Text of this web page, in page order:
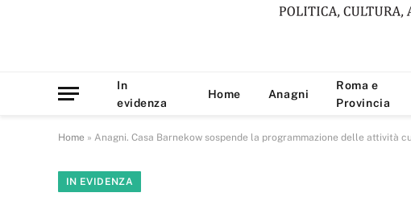
In
evidenza
Home Anagni
Roma e
Provincia
Home » Anagni. Casa Barnekow sospende la programmazione delle attività
IN EVIDENZA